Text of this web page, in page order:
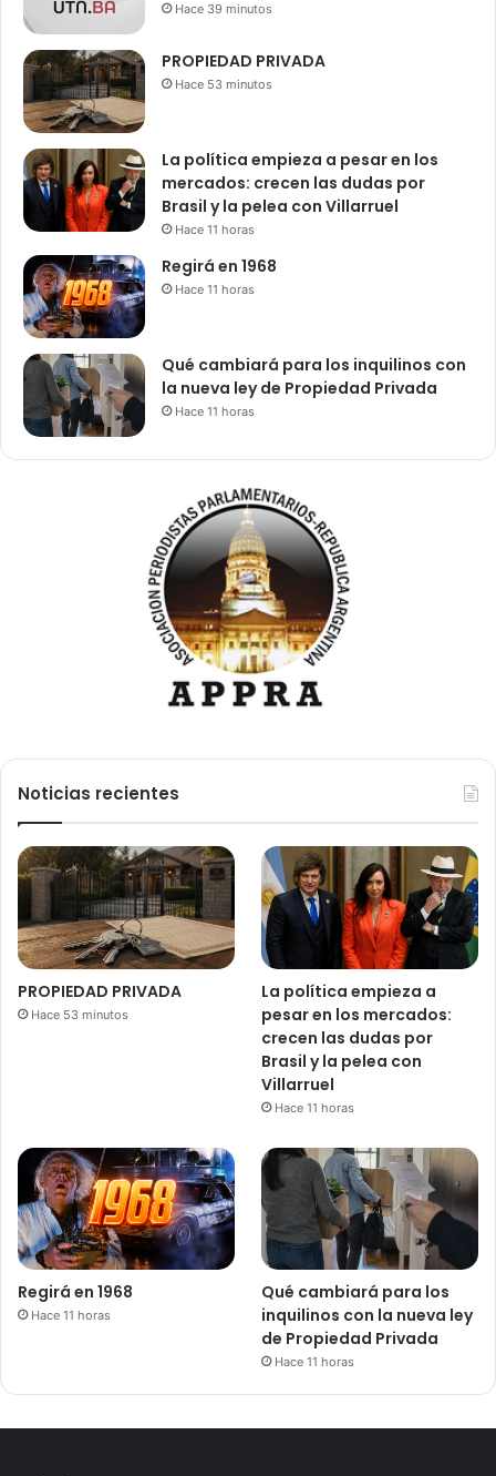
Hace 39 minutos
PROPIEDAD PRIVADA
Hace 53 minutos
La política empieza a pesar en los
mercados: crecen las dudas por
Brasil y la pelea con Villarruel
Hace 11 horas
Regirá en 1968
Hace 11 horas
Qué cambiará para los inquilinos con
la nueva ley de Propiedad Privada
Hace 11 horas
Noticias recientes
PROPIEDAD PRIVADA
Hace 53 minutos
La política empieza a
pesar en los mercados:
crecen las dudas por
Brasil y la pelea con
Villarruel
Hace 11 horas
Regirá en 1968
Hace 11 horas
Qué cambiará para los
inquilinos con la nueva ley
de Propiedad Privada
Hace 11 horas